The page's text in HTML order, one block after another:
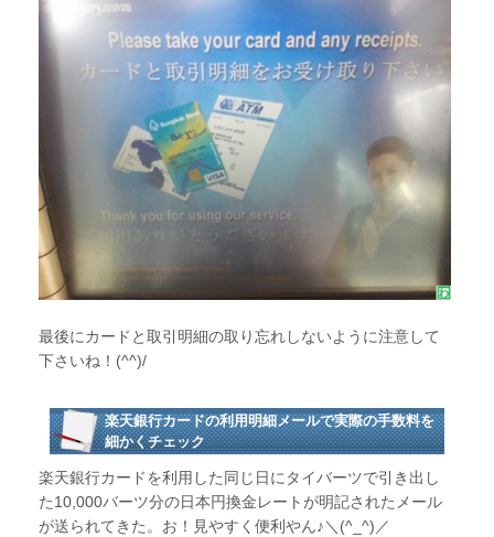
最後にカードと取引明細の取り忘れしないように注意して
下さいね！(^^)/
楽天銀行カードの利用明細メールで実際の手数料を
細かくチェック
楽天銀行カードを利用した同じ日にタイバーツで引き出し
た10,000バーツ分の日本円換金レートが明記されたメール
が送られてきた。お！見やすく便利やん♪＼(^_^)／